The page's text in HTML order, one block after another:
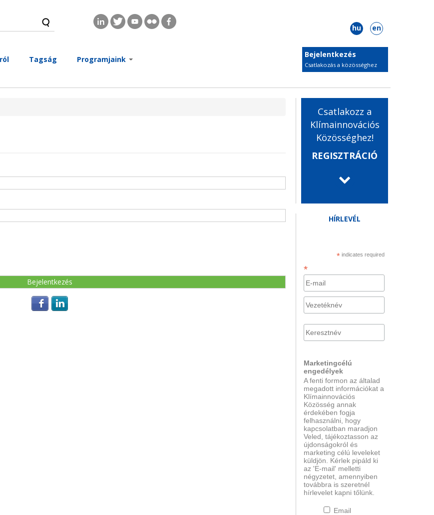
hu
en
Tagság Programjaink
Bejelentkezés
Csatlakozás a közösséghez
Login with Facebook
Csatlakozz a
Klímainnovációs
Közösséghez!
REGISZTRÁCIÓ
HÍRLEVÉL
* indicates required
*
Marketingcélú
engedélyek
A fenti formon az általad
megadott információkat a
Klímainnovációs
Közösség annak
érdekében fogja
felhasználni, hogy
kapcsolatban maradjon
Veled, tájékoztasson az
újdonságokról és
marketing célú leveleket
küldjön. Kérlek pipáld ki
az 'E-mail' melletti
négyzetet, amennyiben
továbbra is szeretnél
hírlevelet kapni tőlünk.
Email